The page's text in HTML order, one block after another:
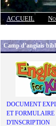
ACCUEIL
Réponses
Camp d’anglais
DOCUMENT
ET FORMULAIRE
D'INSCRIPTION